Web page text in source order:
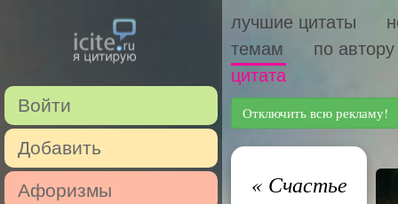
Войти
Добавить
Афоризмы
лучшие цитаты
темам
по автору
цитата
Отключить всю рекламу!
«Счастье